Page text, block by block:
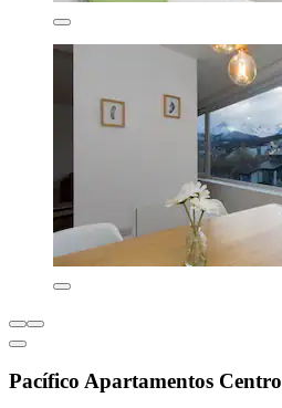
Pacífico Apartamentos Centro